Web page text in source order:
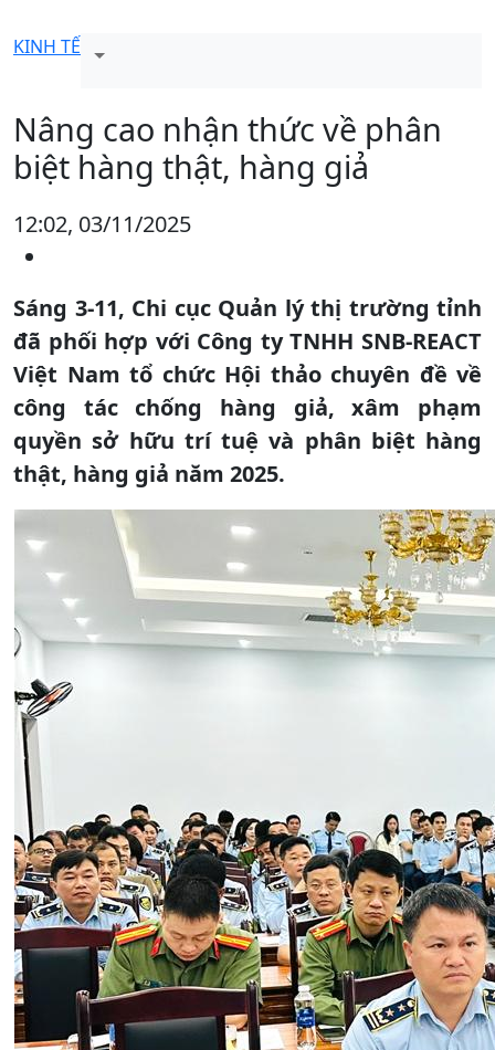
KINH TẾ
Nâng cao nhận thức về phân
biệt hàng thật, hàng giả
12:02, 03/11/2025
Sáng 3-11, Chi cục Quản lý thị trường tỉnh
đã phối hợp với Công ty TNHH SNB-REACT
Việt Nam tổ chức Hội thảo chuyên đề về
công tác chống hàng giả, xâm phạm
quyền sở hữu trí tuệ và phân biệt hàng
thật, hàng giả năm 2025.